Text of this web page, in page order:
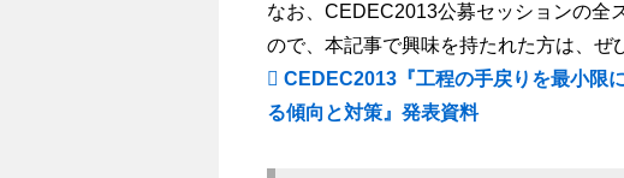
なお、CEDEC2013公募セッションの全
ので、本記事で興味を持たれた方は、ぜ
CEDEC2013『工程の手戻りを最小限
る傾向と対策』発表資料